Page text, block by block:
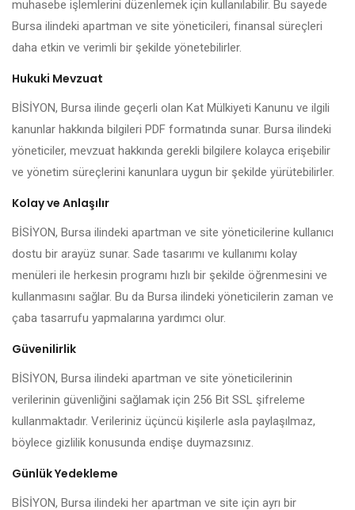
muhasebe işlemlerini düzenlemek için kullanılabilir. Bu sayede
Bursa ilindeki apartman ve site yöneticileri, finansal süreçleri
daha etkin ve verimli bir şekilde yönetebilirler.
Hukuki Mevzuat
BİSİYON, Bursa ilinde geçerli olan Kat Mülkiyeti Kanunu ve ilgili
kanunlar hakkında bilgileri PDF formatında sunar. Bursa ilindeki
yöneticiler, mevzuat hakkında gerekli bilgilere kolayca erişebilir
ve yönetim süreçlerini kanunlara uygun bir şekilde yürütebilirler.
Kolay ve Anlaşılır
BİSİYON, Bursa ilindeki apartman ve site yöneticilerine kullanıcı
dostu bir arayüz sunar. Sade tasarımı ve kullanımı kolay
menüleri ile herkesin programı hızlı bir şekilde öğrenmesini ve
kullanmasını sağlar. Bu da Bursa ilindeki yöneticilerin zaman ve
çaba tasarrufu yapmalarına yardımcı olur.
Güvenilirlik
BİSİYON, Bursa ilindeki apartman ve site yöneticilerinin
verilerinin güvenliğini sağlamak için 256 Bit SSL şifreleme
kullanmaktadır. Verileriniz üçüncü kişilerle asla paylaşılmaz,
böylece gizlilik konusunda endişe duymazsınız.
Günlük Yedekleme
BİSİYON, Bursa ilindeki her apartman ve site için ayrı bir